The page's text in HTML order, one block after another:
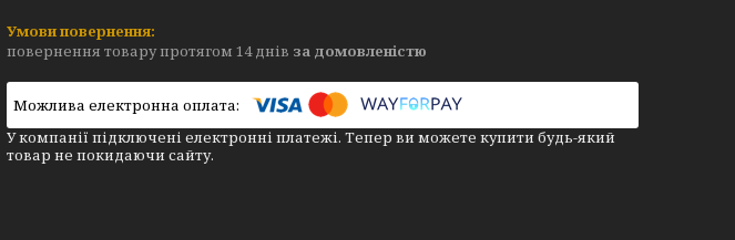
повернення товару протягом 14 днів за домовленістю
У компанії підключені електронні платежі. Тепер ви можете купити будь-який
товар не покидаючи сайту.